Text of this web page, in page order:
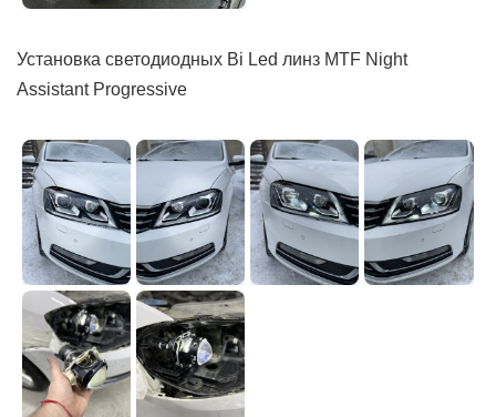
Установка светодиодных Bi Led линз MTF Night
Assistant Progressive